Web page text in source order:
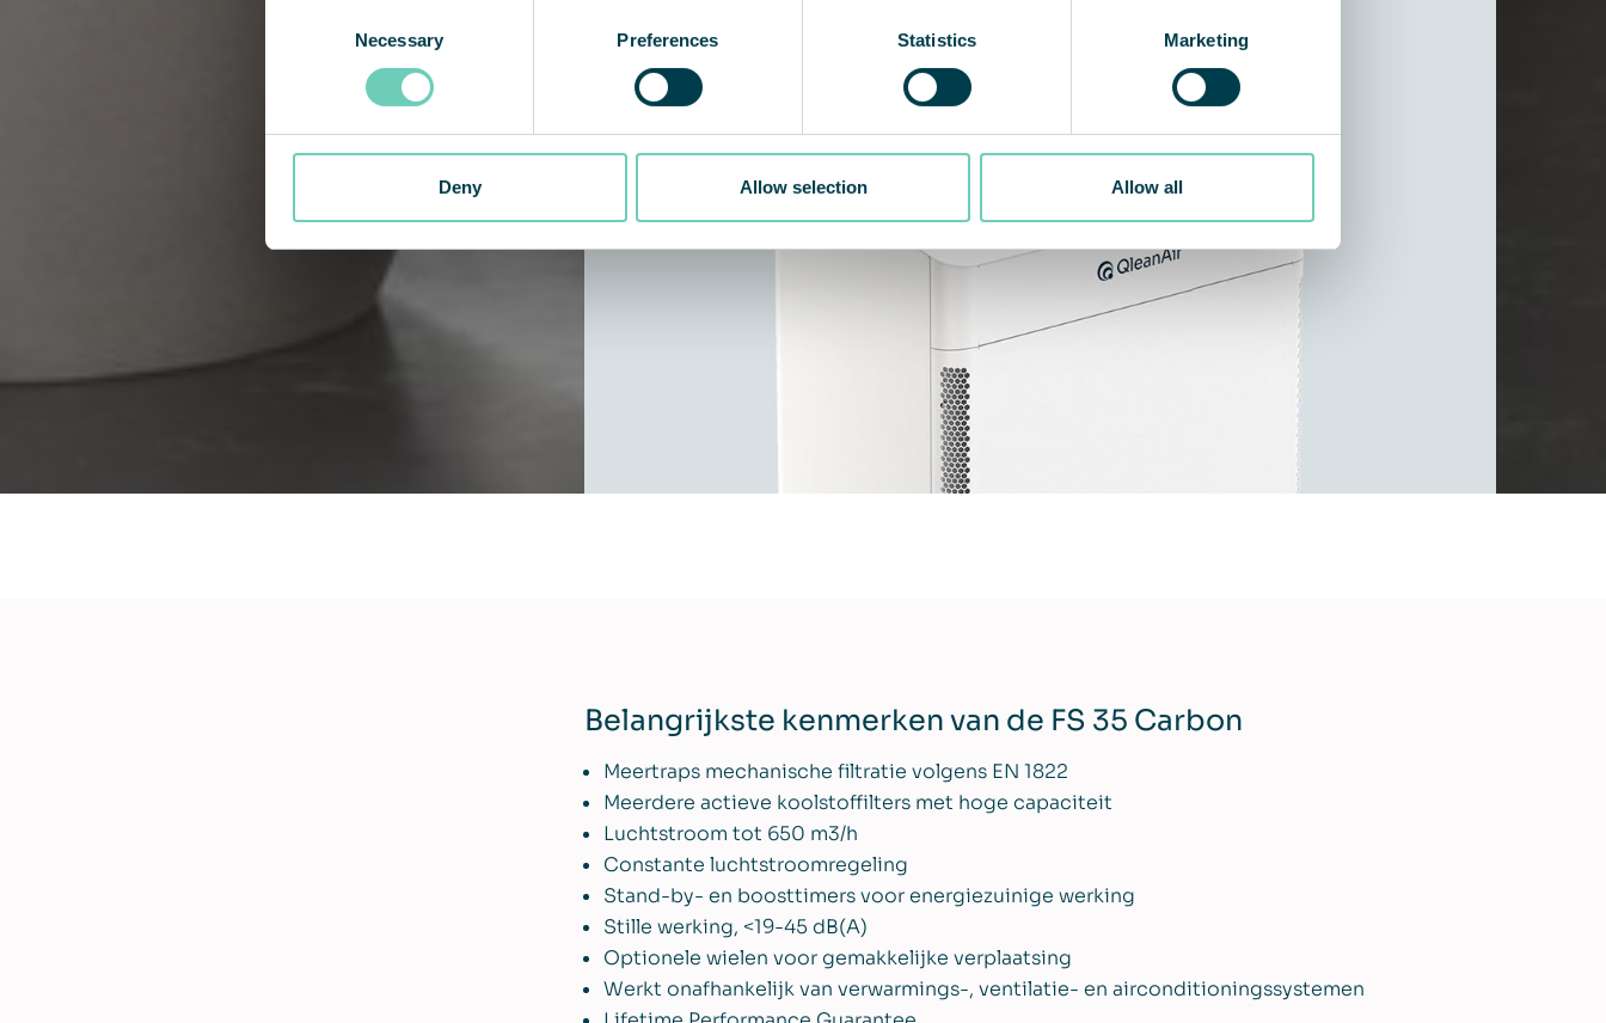
Necessary Preferences Statistics Marketing
Deny Allow selection Allow all
Belangrijkste kenmerken van de FS 35 Carbon
Meertraps mechanische filtratie volgens EN 1822
Meerdere actieve koolstoffilters met hoge capaciteit
Luchtstroom tot 650 m3/h
Constante luchtstroomregeling
Stand-by- en boosttimers voor energiezuinige werking
Stille werking, <19-45 dB(A)
Optionele wielen voor gemakkelijke verplaatsing
Werkt onafhankelijk van verwarmings-, ventilatie- en airconditioningssystemen